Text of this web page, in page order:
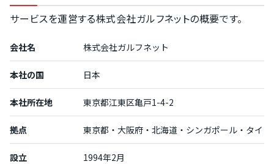
サービスを運営する株式会社ガルフネットの概要です。
会社名 株式会社ガルフネット
本社の国 日本
本社所在地 東京都江東区亀戸1-4-2
拠点 東京都・大阪府・北海道・シンガポール・タイ
設立 1994年2月